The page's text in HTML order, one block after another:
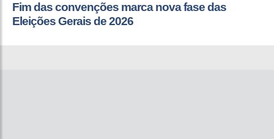
Fim das convenções marca nova fase das
Eleições Gerais de 2026